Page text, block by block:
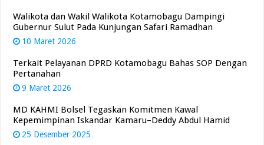
Walikota dan Wakil Walikota Kotamobagu Dampingi
Gubernur Sulut Pada Kunjungan Safari Ramadhan
10 Maret 2026
Terkait Pelayanan DPRD Kotamobagu Bahas SOP Dengan
Pertanahan
9 Maret 2026
MD KAHMI Bolsel Tegaskan Komitmen Kawal
Kepemimpinan Iskandar Kamaru–Deddy Abdul Hamid
25 Desember 2025